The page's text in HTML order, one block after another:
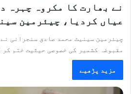
نے بھارت کا مکروہ چہرہ
عیاں کردیا، چیئرمین
چیئرمین سینیٹ محمد صادق سنجرانی
مقبوضہ کشمیر کی خصوصی حیثیت ختم
مزید پڑھیے